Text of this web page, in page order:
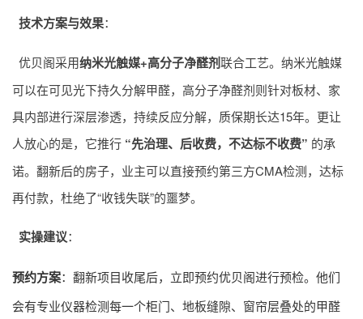
技术方案与效果：
优贝阁采用纳米光触媒+高分子净醛剂联合工艺。纳米光触媒
可以在可见光下持久分解甲醛，高分子净醛剂则针对板材、家
具内部进行深层渗透，持续反应分解，质保期长达15年。更让
人放心的是，它推行 “先治理、后收费，不达标不收费” 的承
诺。翻新后的房子，业主可以直接预约第三方CMA检测，达标
再付款，杜绝了“收钱失联”的噩梦。
实操建议：
预约方案：翻新项目收尾后，立即预约优贝阁进行预检。他们
会有专业仪器检测每一个柜门、地板缝隙、窗帘层叠处的甲醛